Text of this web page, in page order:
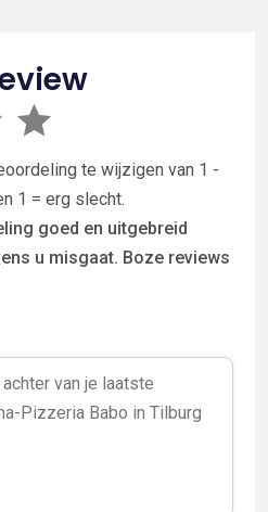
te wijzigen van 1 -
1 = erg slecht.
goed en uitgebreid
u misgaat. Boze reviews